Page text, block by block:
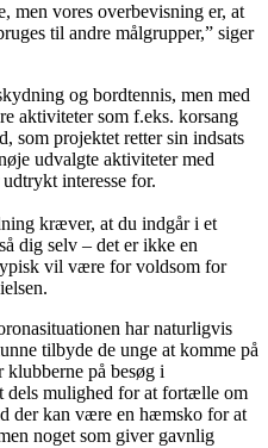
men vores overbevisning er, at
til andre målgrupper,” siger
og bordtennis, men med
aktiviteter som f.eks. korsang
som projektet retter sin indsats
udvalgte aktiviteter med
interesse for.
kræver, at du indgår i et
dig selv – det er ikke en
vil være for voldsom for
har naturligvis
tilbyde de unge at komme på
på besøg i
dels mulighed for at fortælle om
der kan være en hæmsko for at
noget som giver gavnlig